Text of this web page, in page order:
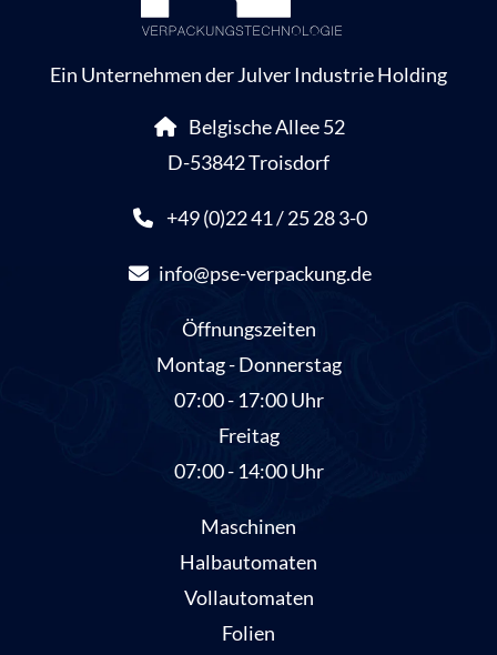
Ein Unternehmen der Julver Industrie Holding
Belgische Allee 52
D-53842 Troisdorf
+49 (0)22 41 / 25 28 3-0
info@pse-verpackung.de
Öffnungszeiten
Montag - Donnerstag
07:00 - 17:00 Uhr
Freitag
07:00 - 14:00 Uhr
Maschinen
Halbautomaten
Vollautomaten
Folien